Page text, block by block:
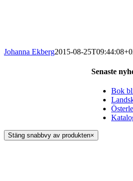
Johanna Ekberg2015-08-
Senaste
Bok
Stäng snabbvy av produkten×